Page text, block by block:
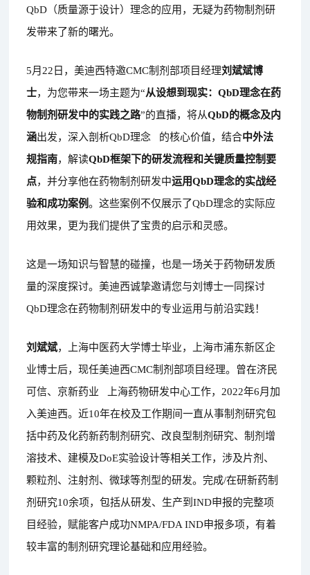
QbD（质量源于设计）理念的应用，无疑为药物制剂研
发带来了新的曙光。
5月22日，美迪西特邀CMC制剂部项目经理刘斌斌博
士，为您带来一场主题为“从设想到现实：QbD理念在药
物制剂研发中的实践之路”的直播，将从QbD的概念及内
涵出发，深入剖析QbD理念 的核心价值，结合中外法
规指南，解读QbD框架下的研发流程和关键质量控制要
点，并分享他在药物制剂研发中运用QbD理念的实战经
验和成功案例。这些案例不仅展示了QbD理念的实际应
用效果，更为我们提供了宝贵的启示和灵感。
这是一场知识与智慧的碰撞，也是一场关于药物研发质
量的深度探讨。美迪西诚挚邀请您与刘博士一同探讨
QbD理念在药物制剂研发中的专业运用与前沿实践！
刘斌斌，上海中医药大学博士毕业，上海市浦东新区企
业博士后，现任美迪西CMC制剂部项目经理。曾在济民
可信、 京新药业
上海药物研发中心工作，2022年6月加
入美迪西。近10年在校及工作期间一直从事制剂研究包
括中药及化药新药制剂研究、改良型制剂研究、制剂增
溶技术、建模及DoE实验设计等相关工作，涉及片剂、
颗粒剂、注射剂、微球等剂型的研发。完成/在研新药制
剂研究10余项，包括从研发、生产到IND申报的完整项
目经验，赋能客户成功NMPA/FDA IND申报多项，有着
较丰富的制剂研究理论基础和应用经验。